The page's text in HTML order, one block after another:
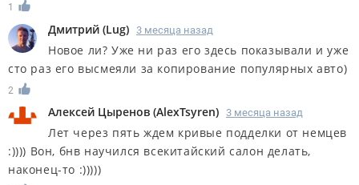
1
Дмитрий (Lug) 3 месяца назад
Новое ли? Уже ни раз его здесь показывали и уже
сто раз его высмеяли за копирование популярных авто)
2
Алексей Цыренов (AlexTsyren) 3 месяца назад
Лет через пять ждем кривые подделки от немцев
:)))) Вон, бнв научился всекитайский салон делать,
наконец-то :)))))